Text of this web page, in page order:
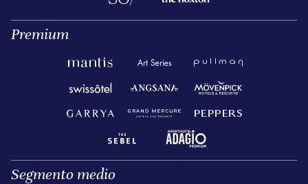
Premium
Segmento medio